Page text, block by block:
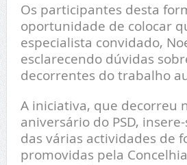
Os participantes desta
oportunidade de colocar
especialista convidado,
esclarecendo dúvidas
decorrentes do trabalho
A iniciativa, que decorreu
aniversário do PSD,
das várias actividades de
promovidas pela